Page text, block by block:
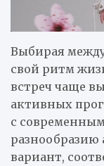
Выбирая
свой ритм
встреч чаще
активных
с
разнообразию
вариант,